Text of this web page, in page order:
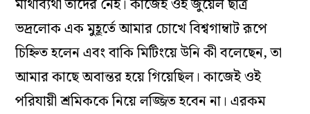
মাথাব্যথা তাঁদের নেই। কাজেই ওই জুয়েল ছাত্র
ভদ্রলোক এক মুহূর্তে আমার চোখে বিশ্বগাম্বাট রূপে
চিহ্নিত হলেন এবং বাকি মিটিংয়ে উনি কী বলেছেন, তা
আমার কাছে অবান্তর হয়ে গিয়েছিল। কাজেই ওই
পরিযায়ী শ্রমিককে নিয়ে লজ্জিত হবেন না। এরকম